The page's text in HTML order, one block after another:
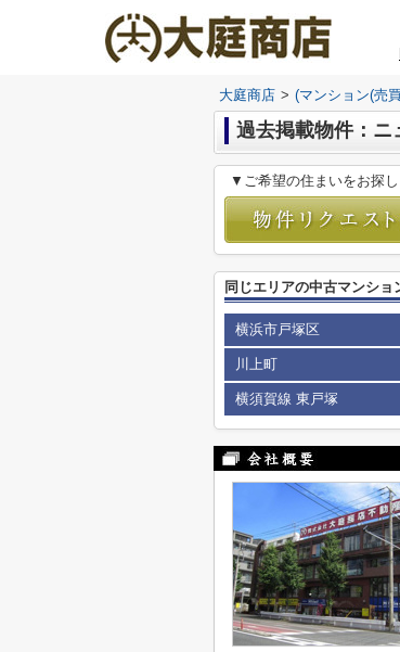
大庭商店 > (マンション(売
過去掲載物件：ニ
▼ご希望の住まいをお探
同じエリアの中古マンショ
横浜市戸塚区
川上町
横須賀線 東戸塚